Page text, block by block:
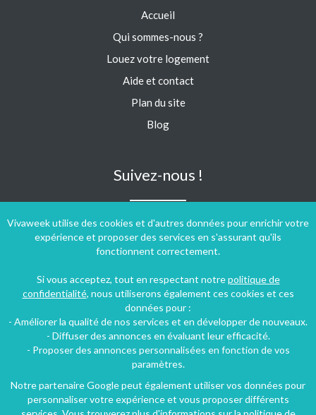
Vivaweek utilise des cookies et d'autres données pour enrichir votre
expérience et proposer des services en s'assurant qu'ils
fonctionnent correctement.
Si vous acceptez, tout en respectant notrepolitique de
confidentialité, nous utiliserons également ces cookies et ces
données pour :
- Améliorer la qualité de nos services et en développer de nouveaux.
- Diffuser des annonces en évaluant leur efficacité.
- Proposer des annonces personnalisées en fonction de vos
paramètres.
Notre partenaire Google peut également utiliser vos données pour
personnaliser votre expérience et vous proposer différents
Accueil
Qui sommes-nous ?
Louez votre logement
Aide et contact
Plan du site
Blog
Suivez-nous !
Conditions générales d'utilisation- Politique de confidentialité